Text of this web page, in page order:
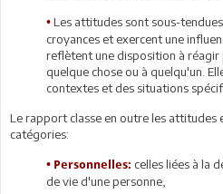
• Les attitudes sont sous-
croyances et exercent une
reflètent une disposition à
quelque chose ou à quelqu'un.
contextes et des situations
Le rapport classe en outre les attitudes
catégories:
• Personnelles: celles liées à la
de vie d'une personne,